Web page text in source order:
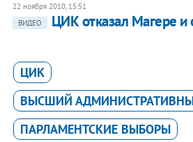
22 ноября 2010, 15:51
ВИДЕО
ЦИК отказал Магере и
ЦИК
ВЫСШИЙ
ПАРЛАМЕНТСКИЕ ВЫБОРЫ